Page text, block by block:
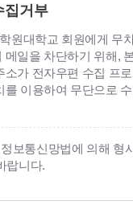
집거부
원대학교 회원에게 무
메일을 차단하기 위해,
소가 전자우편 수집 프
를 이용하여 무단으로
보통신망법에 의해 형
랍니다.